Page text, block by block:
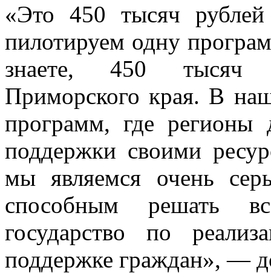
«Это 450 тысяч
пилотируем одну
знаете, 450 тысяч
Приморского края. В
программ, где регионы
поддержки своими
мы являемся очень
способным решать
государство по
поддержке граждан», —